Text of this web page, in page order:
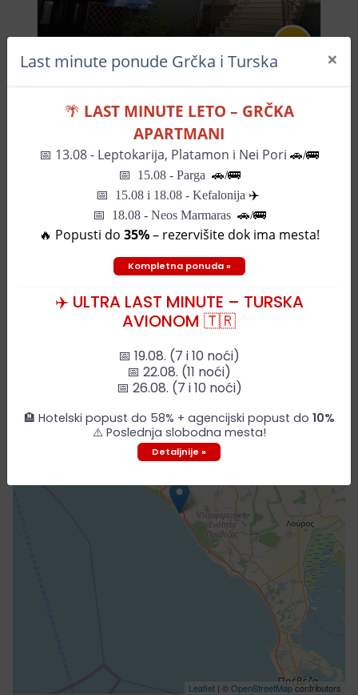
Hotel Rousto
Mapa grada
Leaflet | ©OpenStreetMapcontributors
Last minute ponude Grčka i Turska ×
🌴 LAST MINUTE LETO – GRČKA
APARTMANI
📅 13.08 - Leptokarija, Platamon i Nei Pori 🚗/🚌
📅 15.08 - Parga 🚗/🚌
📅 15.08 i 18.08 - Kefalonija ✈️
📅 18.08 - Neos Marmaras 🚗/🚌
🔥 Popusti do 35%– rezervišite dok ima mesta!
Kompletna ponuda »
✈️ ULTRA LAST MINUTE – TURSKA
AVIONOM 🇹🇷
📅 19.08. (7 i 10 noći)
📅 22.08. (11 noći)
📅 26.08. (7 i 10 noći)
🏨 Hotelski popust do 58% + agencijski popust do 10%
⚠️ Poslednja slobodna mesta!
Detaljnije »